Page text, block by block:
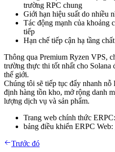
trường RPC chung
Giới hạn hiệu suất do nhiều
Tác động mạnh của khoảng
tiếp
Hạn chế tiếp cận hạ tầng
Thông qua Premium Ryzen VPS,
trường thực thi tốt nhất cho Solana
thế giới.
Chúng tôi sẽ tiếp tục đẩy nhanh
định hàng tồn kho, mở rộng danh
lượng dịch vụ và sản phẩm.
Trang web chính thức ERPC:
bảng điều khiển ERPC Web:
Trước đó